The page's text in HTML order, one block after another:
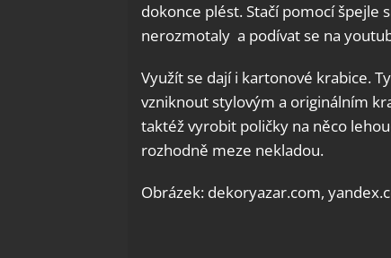
dokonce plést. Stačí pomocí špejle
nerozmotaly a podívat se na
Využít se dají i kartonové krabice.
vzniknout stylovým a originálním
taktéž vyrobit poličky na něco
rozhodně meze nekladou.
Obrázek: dekoryazar.com,